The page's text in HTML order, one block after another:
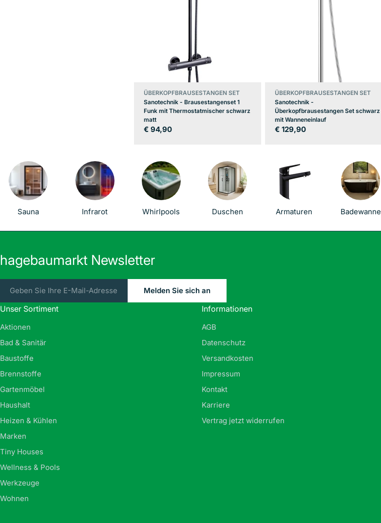
ÜBERKOPFBRAUSESTANGEN SET
Sanotechnik - Brausestangenset 1
Funk mit Thermostatmischer schwarz
matt
Regulärer
€ 94,90
ÜBERKOPFBRAUSESTANGEN SET
Sanotechnik -
Überkopfbrausestangen Set schwarz
mit Wanneneinlauf
Regulärer
€ 129,90
Sauna Infrarot Whirlpools Duschen Armaturen Badewanne
hagebaumarkt Newsletter
Mail
Melden Sie sich an
Unser Sortiment
Aktionen
Bad & Sanitär
Baustoffe
Brennstoffe
Gartenmöbel
Haushalt
Heizen & Kühlen
Marken
Tiny Houses
Wellness & Pools
Werkzeuge
Wohnen
Informationen
AGB
Datenschutz
Versandkosten
Impressum
Kontakt
Karriere
Vertrag jetzt widerrufen